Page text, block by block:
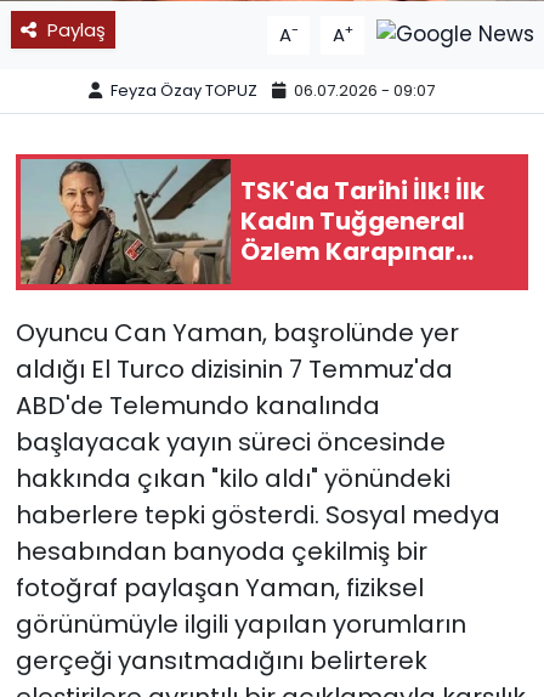
Paylaş A- A+
Feyza Özay TOPUZ 06.07.2026 - 09:07
TSK'da Tarihi İlk! İlk
Kadın Tuğgeneral
Özlem Karapınar
Oldu
Oyuncu Can Yaman, başrolünde yer
aldığı El Turco dizisinin 7 Temmuz'da
ABD'de Telemundo kanalında
başlayacak yayın süreci öncesinde
hakkında çıkan "kilo aldı" yönündeki
haberlere tepki gösterdi. Sosyal medya
hesabından banyoda çekilmiş bir
fotoğraf paylaşan Yaman, fiziksel
görünümüyle ilgili yapılan yorumların
gerçeği yansıtmadığını belirterek